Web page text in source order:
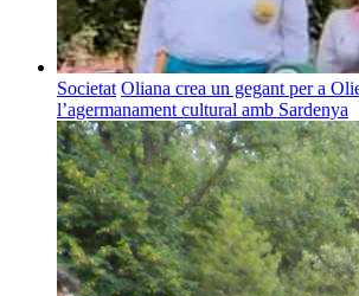
Societat Oliana crea un gegant per a
l’agermanament cultural amb Sardenya